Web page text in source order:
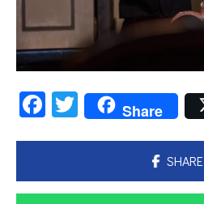
Facebook
Twitter
Share
SHARE